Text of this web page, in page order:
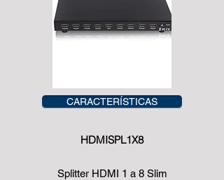
CARACTERÍSTICAS
HDMISPL1X8
Splitter HDMI 1 a 8 Slim